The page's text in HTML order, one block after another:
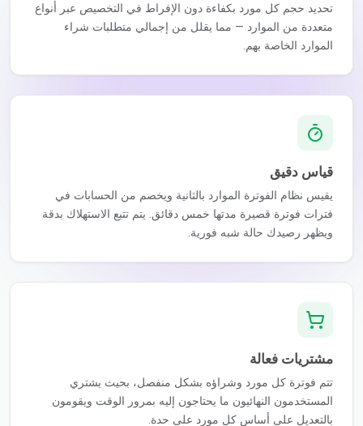
تحديد حجم كل مورد بكفاءة دون الإفراط في التخصيص عبر أنواع
متعددة من الموارد — مما يقلل من إجمالي متطلبات شراء
الموارد الخاصة بهم.
قياس دقيق
يقيس نظام الفوترة الموارد بالثانية ويخصم من الحسابات في
فترات فوترة قصيرة مدتها خمس دقائق. يتم تتبع الاستهلاك بدقة
ويظهر رصيدك حالة شبه فورية.
مشتريات فعالة
تتم فوترة كل مورد وشراؤه بشكل منفصل، بحيث يشتري
المستخدمون النهائيون ما يحتاجون إليه بمرور الوقت ويقومون
بالتعديل على أساس كل مورد على حدة.